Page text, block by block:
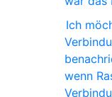
Ich
wenn